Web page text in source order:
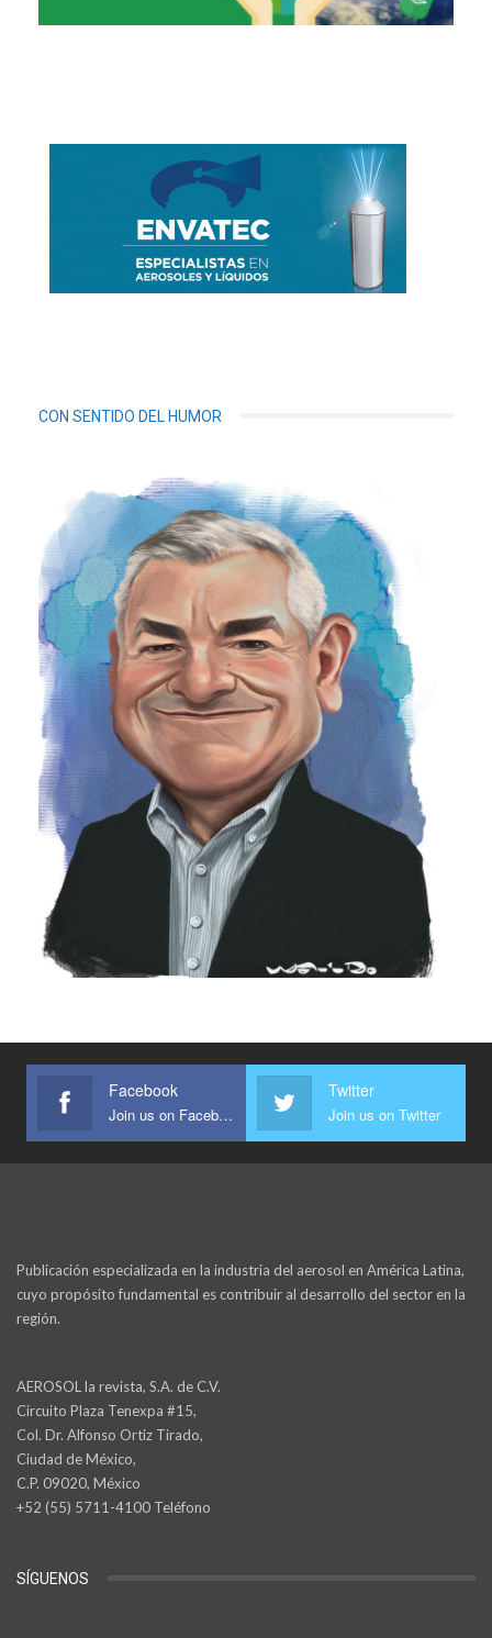
CON SENTIDO DEL HUMOR
Facebook
Join us on Facebook
Twitter
Join us on Twitter
Publicación especializada en la industria del aerosol en América Latina,
cuyo propósito fundamental es contribuir al desarrollo del sector en la
región.
AEROSOL la revista, S.A. de C.V.
Circuito Plaza Tenexpa #15,
Col. Dr. Alfonso Ortiz Tirado,
Ciudad de México,
C.P. 09020, México
+52 (55) 5711-4100 Teléfono
SÍGUENOS